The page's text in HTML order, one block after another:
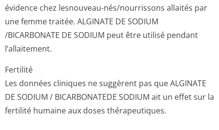
évidence chez lesnouveau-nés/nourrissons allaités par
une femme traitée. ALGINATE DE SODIUM
/BICARBONATE DE SODIUM peut être utilisé pendant
l’allaitement.
Fertilité
Les données cliniques ne suggèrent pas que ALGINATE
DE SODIUM / BICARBONATEDE SODIUM ait un effet sur la
fertilité humaine aux doses thérapeutiques.